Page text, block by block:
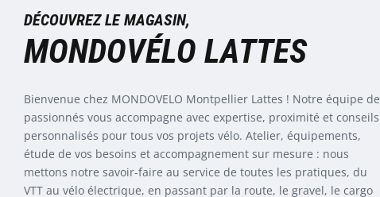
DÉCOUVREZ LE MAGASIN,
MONDOVÉLO LATTES
Bienvenue chez MONDOVELO Montpellier Lattes ! Notre équipe de
passionnés vous accompagne avec expertise, proximité et conseils
personnalisés pour tous vos projets vélo. Atelier, équipements,
étude de vos besoins et accompagnement sur mesure : nous
mettons notre savoir-faire au service de toutes les pratiques, du
VTT au vélo électrique, en passant par la route, le gravel, le cargo